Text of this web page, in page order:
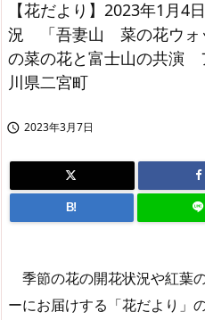
【花だより】2023年1月
況 「吾妻山 菜の花ウォ
の菜の花と富士山の共演
川県二宮町
 2023年3月7日
B!
季節の花の開花状況や紅葉
ーにお届けする「花だより」